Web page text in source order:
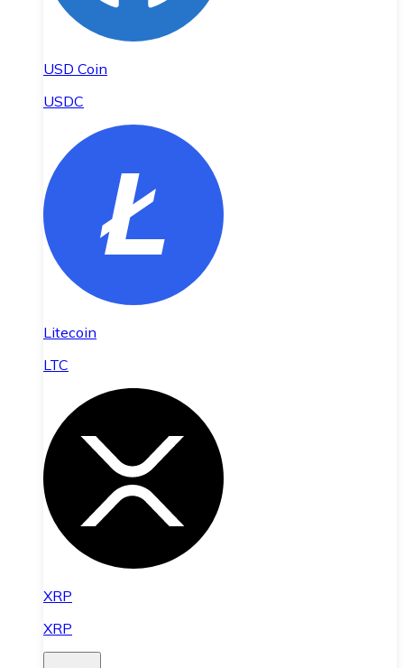
USD Coin
USDC
Litecoin
LTC
XRP
XRP